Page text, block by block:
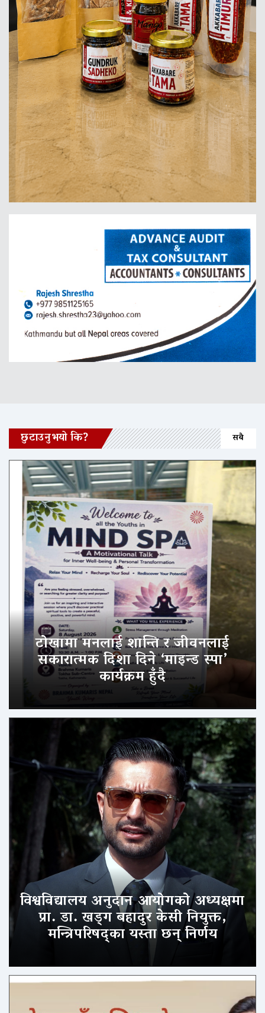
छुटाउनुभयो कि? सबै
टोखामा मनलाई शान्ति र जीवनलाई
सकारात्मक दिशा दिने ‘माइन्ड स्पा’
कार्यक्रम हुँदै
विश्वविद्यालय अनुदान आयोगको अध्यक्षमा
प्रा. डा. खड्ग बहादुर केसी नियुक्त,
मन्त्रिपरिषद्का यस्ता छन् निर्णय